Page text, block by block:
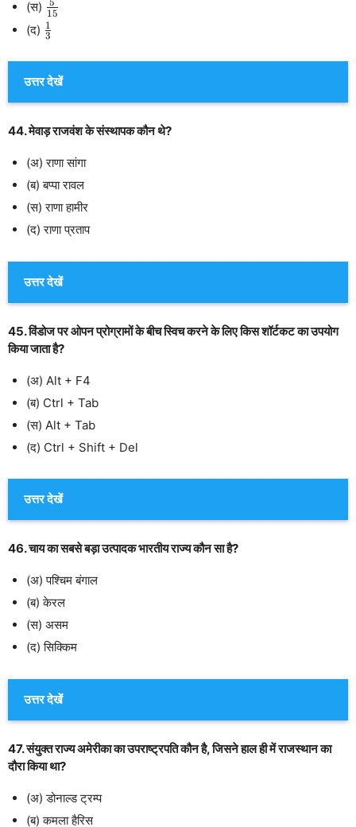
(स) \frac{5}
{15}
15
5
(द) \frac{1}
3
1
उत्तर देखें
44. मेवाड़ राजवंश के संस्थापक कौन थे?
(अ) राणा सांगा
(ब) बप्पा रावल
(स) राणा हामीर
(द) राणा प्रताप
उत्तर देखें
45. विंडोज पर ओपन प्रोग्रामों के बीच स्विच करने के लिए किस शॉर्टकट का उपयोग
किया जाता है?
(अ) Alt + F4
(ब) Ctrl + Tab
(स) Alt + Tab
(द) Ctrl + Shift + Del
उत्तर देखें
46. चाय का सबसे बड़ा उत्पादक भारतीय राज्य कौन सा है?
(अ) पश्चिम बंगाल
(ब) केरल
(स) असम
(द) सिक्किम
उत्तर देखें
47. संयुक्त राज्य अमेरीका का उपराष्ट्रपति कौन है, जिसने हाल ही में राजस्थान का
दौरा किया था?
(अ) डोनाल्ड ट्रम्प
(ब) कमला हैरिस